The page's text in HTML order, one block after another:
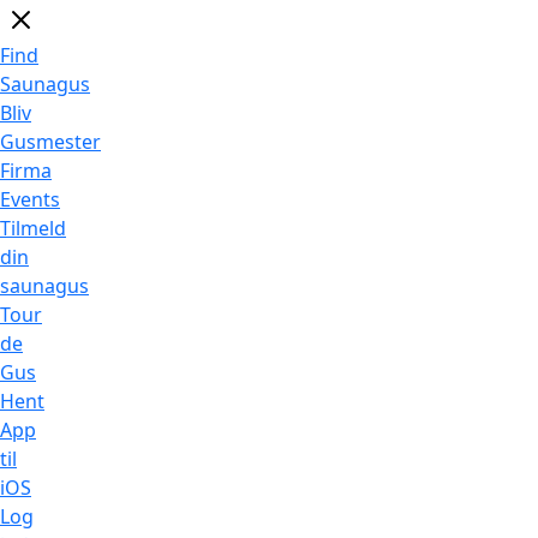
Find
Saunagus
Bliv
Gusmester
Firma
Events
Tilmeld
din
saunagus
Tour
de
Gus
Hent
App
til
iOS
Log